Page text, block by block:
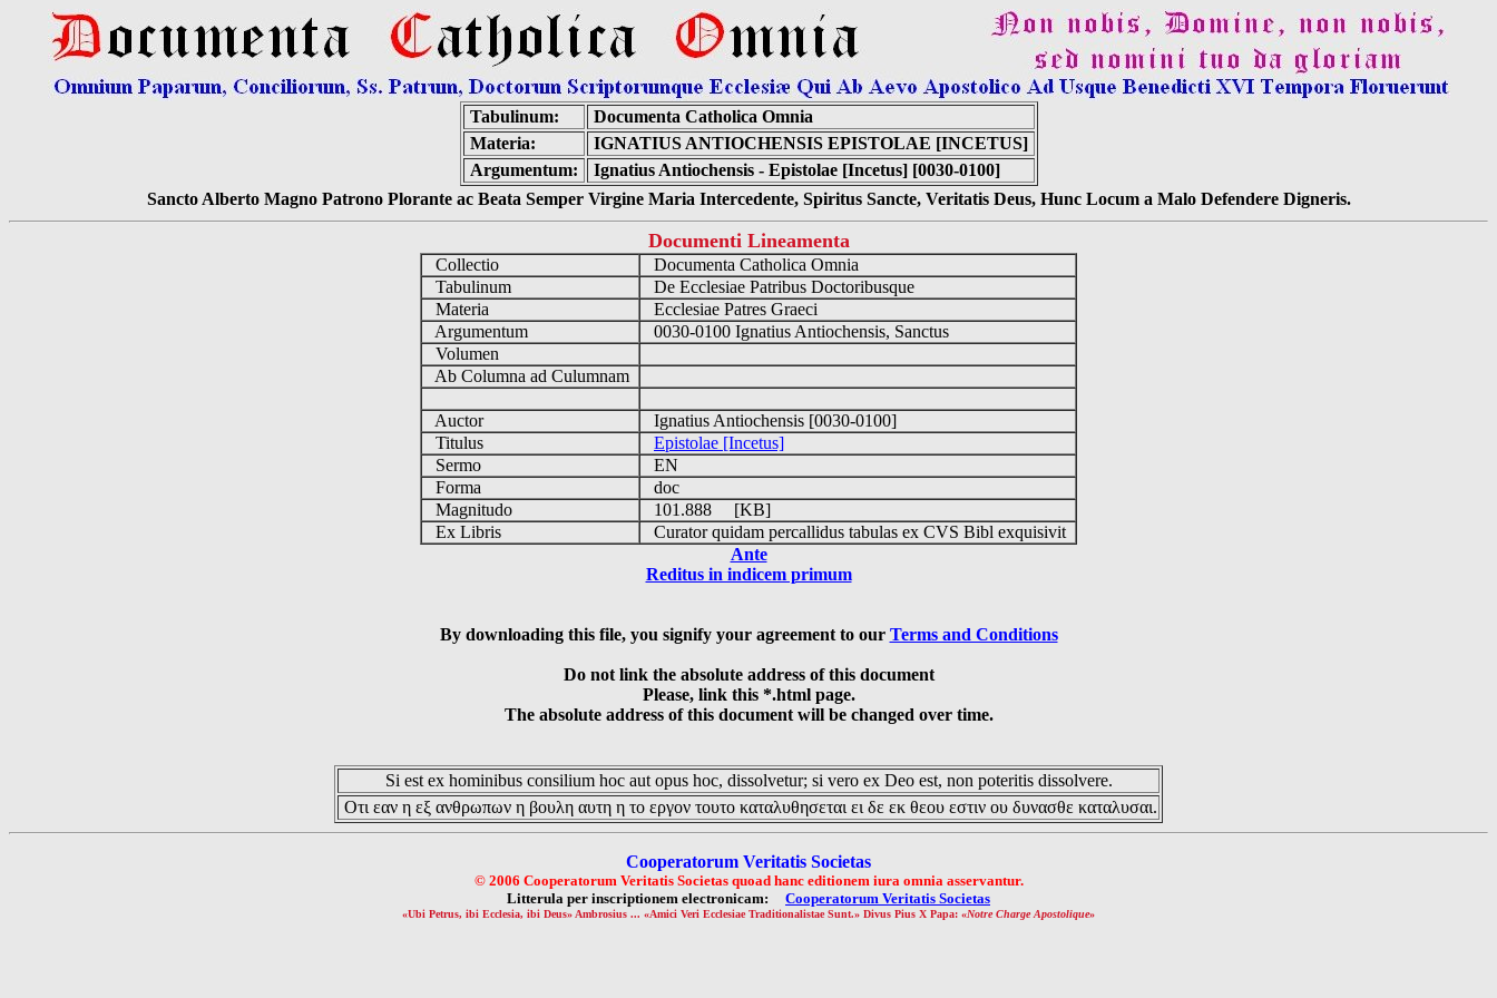
Tabulinum:
Documenta Catholica Omnia
Materia:
IGNATIUS ANTIOCHENSIS EPISTOLAE [INCETUS]
Argumentum:
Ignatius Antiochensis - Epistolae [Incetus] [0030-0100]
Sancto Alberto Magno Patrono Plorante ac Beata Semper Virgine Maria Intercedente, Spiritus Sancte, Veritatis Deus, Hunc Locum a Malo Defendere Digneris.
Documenti Lineamenta
Collectio
Documenta Catholica Omnia
Tabulinum
De Ecclesiae Patribus Doctoribusque
Materia
Ecclesiae Patres Graeci
Argumentum
0030-0100 Ignatius Antiochensis, Sanctus
Volumen
Ab Columna ad Culumnam
Auctor
Ignatius Antiochensis [0030-0100]
Titulus
Epistolae [Incetus]
Sermo
EN
Forma
doc
Magnitudo
101.888 [KB]
Ex Libris
Curator quidam percallidus tabulas ex CVS Bibl exquisivit
Ante
Reditus in indicem primum
By downloading this file, you signify your agreement to our Terms and Conditions
Do not link the absolute address of this document
Please, link this *.html page.
The absolute address of this document will be changed over time.
Si est ex hominibus consilium hoc aut opus hoc, dissolvetur; si vero ex Deo est, non poteritis dissolvere.
Οτι εαν η εξ ανθρωπων η βουλη αυτη η το εργον τουτο καταλυθησεται ει δε εκ θεου εστιν ου δυνασθε καταλυσαι.
Cooperatorum Veritatis Societas
© 2006 Cooperatorum Veritatis Societas quoad hanc editionem iura omnia asservantur.
Litterula per inscriptionem electronicam: Cooperatorum Veritatis Societas
«Ubi Petrus, ibi Ecclesia, ibi Deus» Ambrosius ... «Amici Veri Ecclesiae Traditionalistae Sunt.» Divus Pius X Papa: «Notre Charge Apostolique»